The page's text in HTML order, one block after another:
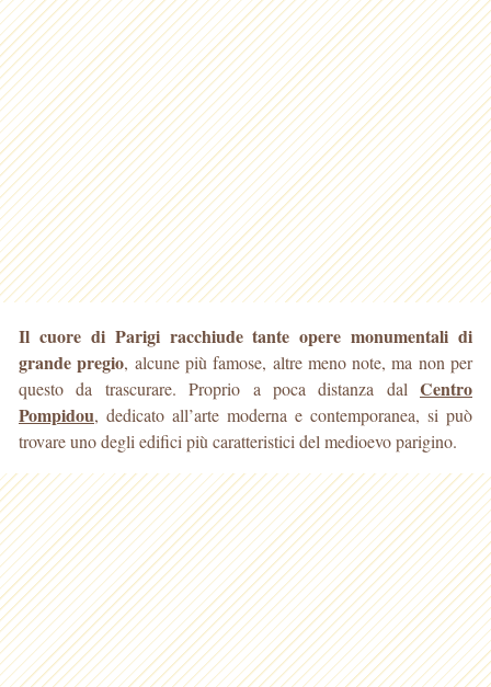
Il cuore di Parigi racchiude tante opere monumentali di
grande pregio, alcune più famose, altre meno note, ma non per
questo da trascurare. Proprio a poca distanza dal Centro
Pompidou, dedicato all’arte moderna e contemporanea, si può
trovare uno degli edifici più caratteristici del medioevo parigino.